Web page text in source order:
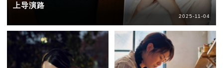
上导演路
2025-11-04